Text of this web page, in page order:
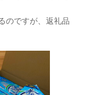
のですが、返礼品